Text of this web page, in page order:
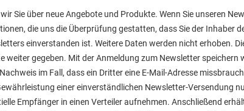
Sie über neue Angebote und Produkte. Wenn Sie unseren
die uns die Überprüfung gestatten, dass Sie der Inhaber
einverstanden ist. Weitere Daten werden nicht erhoben.
weiter gegeben. Mit der Anmeldung zum Newsletter speichern
im Fall, dass ein Dritter eine E-Mail-Adresse
einer einverständlichen Newsletter-Versendung
Empfänger in einen Verteiler aufnehmen. Anschließend